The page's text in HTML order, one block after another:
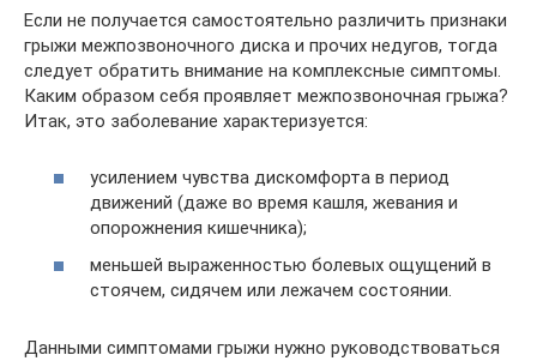
Если не получается самостоятельно различить признаки
грыжи межпозвоночного диска и прочих недугов, тогда
следует обратить внимание на комплексные симптомы.
Каким образом себя проявляет межпозвоночная грыжа?
Итак, это заболевание характеризуется:
усилением чувства дискомфорта в период
движений (даже во время кашля, жевания и
опорожнения кишечника);
меньшей выраженностью болевых ощущений в
стоячем, сидячем или лежачем состоянии.
Данными симптомами грыжи нужно руководствоваться